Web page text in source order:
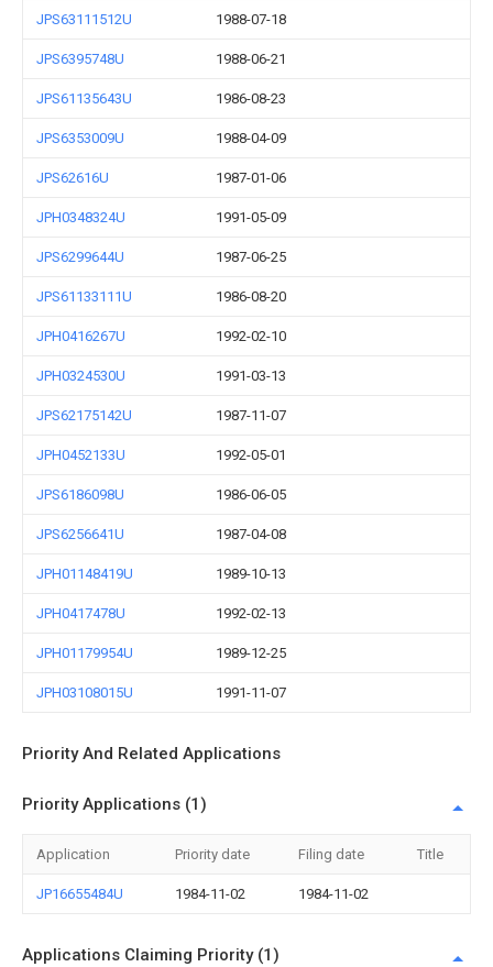
JPS63111512U 1988-07-18
JPS6395748U 1988-06-21
JPS61135643U 1986-08-23
JPS6353009U 1988-04-09
JPS62616U 1987-01-06
JPH0348324U 1991-05-09
JPS6299644U 1987-06-25
JPS61133111U 1986-08-20
JPH0416267U 1992-02-10
JPH0324530U 1991-03-13
JPS62175142U 1987-11-07
JPH0452133U 1992-05-01
JPS6186098U 1986-06-05
JPS6256641U 1987-04-08
JPH01148419U 1989-10-13
JPH0417478U 1992-02-13
JPH01179954U 1989-12-25
JPH03108015U 1991-11-07
Priority And Related Applications
Priority Applications (1)
Application Priority date Filing date Title
JP16655484U 1984-11-02 1984-11-02
Applications Claiming Priority (1)